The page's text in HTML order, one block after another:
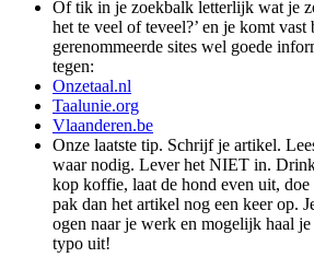
Of tik in je zoekbalk letterlijk wat je
het te veel of teveel?’ en je komt
gerenommeerde sites wel goede
tegen:
Onzetaal.nl
Taalunie.org
Vlaanderen.be
Onze laatste tip. Schrijf je artikel.
waar nodig. Lever het NIET in.
kop koffie, laat de hond even uit, doe
pak dan het artikel nog een keer op.
ogen naar je werk en mogelijk haal
typo uit!